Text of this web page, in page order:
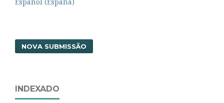
NOVA SUBMISSÃO
INDEXADO